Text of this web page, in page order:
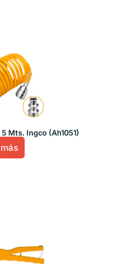
Mts. Ingco (Ah1051)